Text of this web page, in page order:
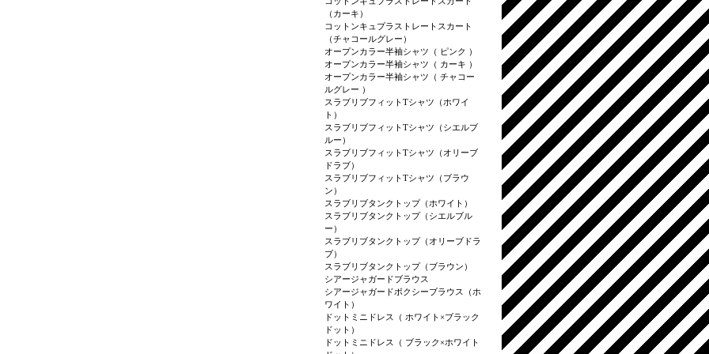
（カーキ）
コットンキュプラストレートスカート
（チャコールグレー）
オープンカラー半袖シャツ（ ピンク ）
オープンカラー半袖シャツ（ カーキ ）
オープンカラー半袖シャツ（ チャコー
ルグレー ）
スラブリブフィットTシャツ（ホワイ
ト）
スラブリブフィットTシャツ（シエルブ
ルー）
スラブリブフィットTシャツ（オリーブ
ドラブ）
スラブリブフィットTシャツ（ブラウ
ン）
スラブリブタンクトップ（ホワイト）
スラブリブタンクトップ（シエルブル
ー）
スラブリブタンクトップ（オリーブドラ
ブ）
スラブリブタンクトップ（ブラウン）
シアージャガードブラウス
シアージャガードボクシーブラウス（ホ
ワイト）
ドットミニドレス（ ホワイト×ブラック
ドット）
ドットミニドレス（ ブラック×ホワイト